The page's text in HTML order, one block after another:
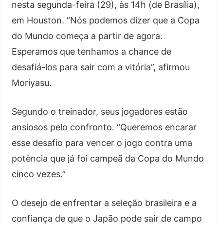
nesta segunda-feira (29), às 14h (de Brasília),
em Houston. “Nós podemos dizer que a Copa
do Mundo começa a partir de agora.
Esperamos que tenhamos a chance de
desafiá-los para sair com a vitória”, afirmou
Moriyasu.
Segundo o treinador, seus jogadores estão
ansiosos pelo confronto. “Queremos encarar
esse desafio para vencer o jogo contra uma
potência que já foi campeã da Copa do Mundo
cinco vezes.”
O desejo de enfrentar a seleção brasileira e a
confiança de que o Japão pode sair de campo